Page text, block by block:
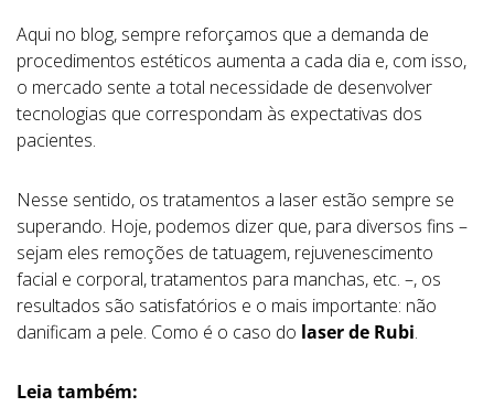
Aqui no blog, sempre reforçamos que a demanda de
procedimentos estéticos aumenta a cada dia e, com isso,
o mercado sente a total necessidade de desenvolver
tecnologias que correspondam às expectativas dos
pacientes.
Nesse sentido, os tratamentos a laser estão sempre se
superando. Hoje, podemos dizer que, para diversos fins –
sejam eles remoções de tatuagem, rejuvenescimento
facial e corporal, tratamentos para manchas, etc. –, os
resultados são satisfatórios e o mais importante: não
danificam a pele. Como é o caso do laser de Rubi.
Leia também: